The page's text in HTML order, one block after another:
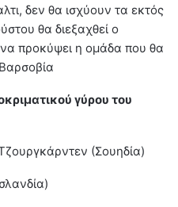
δεν θα ισχύουν τα εκτός
θα διεξαχθεί ο
προκύψει η ομάδα που θα
γύρου του
(Σουηδία)